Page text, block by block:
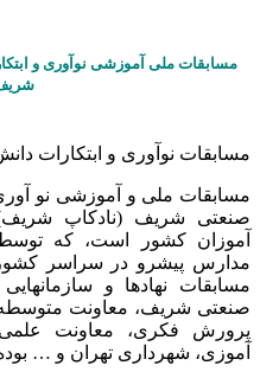
مسابقات ملی آموزشی نوآوری و
مسابقات نوآوری و ابتکارات
مسابقات ملی و آموزشی نو
صنعتی شریف (نادکاپ شریف)
آموزان کشور است، که
مدارس پیشرو در سراسر
مسابقات نهادها و
صنعتی شریف، معاونت
پرورش فکری، معاونت
آموزی، شهرداری تهران و … بوده